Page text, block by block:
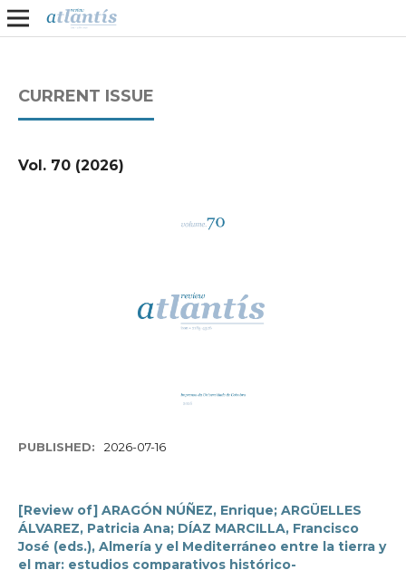
CURRENT ISSUE
Vol. 70 (2026)
PUBLISHED: 2026-07-16
[Review of] ARAGÓN NÚÑEZ, Enrique; ARGÜELLES
ÁLVAREZ, Patricia Ana; DÍAZ MARCILLA, Francisco
José (eds.), Almería y el Mediterráneo entre la tierra y
el mar: estudios comparativos histórico-